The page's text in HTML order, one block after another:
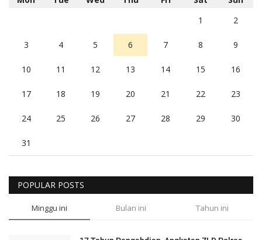
1
2
3 4 5 6 7 8 9
10 11 12 13 14 15 16
17 18 19 20 21 22 23
24 25 26 27 28 29 30
31
POPULAR POSTS
Minggu ini Bulan ini Tahun ini